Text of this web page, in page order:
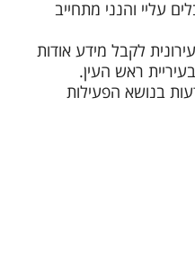
עליי והנני מתחייב
לקבל מידע אודות
ראש העין.
בנושא הפעילות